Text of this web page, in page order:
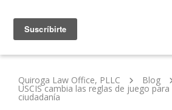
Quiroga Law Office, PLLC Blog
USCIS cambia las reglas de juego
ciudadanía